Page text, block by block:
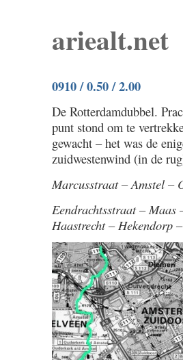
ariealt.net
0910 / 0.50 / 2.00
De Rotterdamdubbel.
punt stond om te
gewacht – het was de
zuidwestenwind (in de
Marcusstraat – Amstel –
Eendrachtsstraat – Maas
Haastrecht – Hekendorp